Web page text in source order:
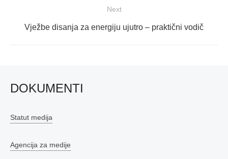
Next
Next
Vježbe disanja za energiju ujutro – praktični vodič
DOKUMENTI
Statut medija
Agencija za medije